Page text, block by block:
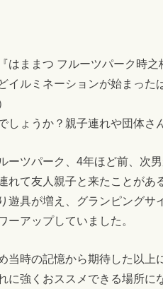
はままつ フルーツパーク時
イルミネーションが始まった
しょうか？親子連れや団体さ
ーツパーク、4年ほど前、次
れて友人親子と来たことがあ
遊具が増え、グランピングサ
ーアップしていました。
当時の記憶から期待した以上
に強くおススメできる場所に